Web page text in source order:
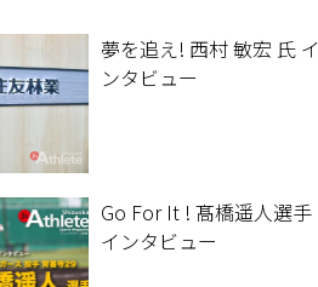
夢を追え! 西村 敏宏 氏 イ
ンタビュー
Go For It ! 髙橋遥人選手
インタビュー